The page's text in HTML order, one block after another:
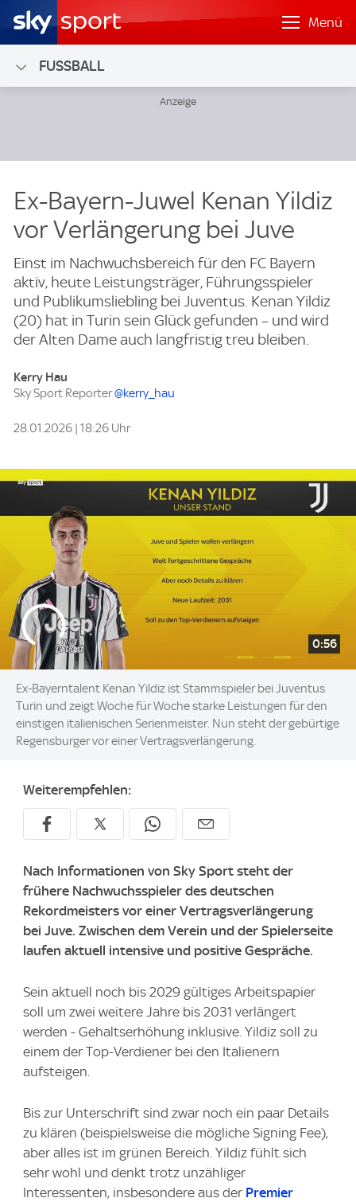
Menü
FUSSBALL
Ex-Bayern-Juwel Kenan Yildiz
vor Verlängerung bei Juve
Einst im Nachwuchsbereich für den FC Bayern
aktiv, heute Leistungsträger, Führungsspieler
und Publikumsliebling bei Juventus. Kenan Yildiz
(20) hat in Turin sein Glück gefunden – und wird
der Alten Dame auch langfristig treu bleiben.
Kerry Hau
Sky Sport Reporter@kerry_hau
28.01.2026 | 18:26 Uhr
0:56
Ex-Bayerntalent Kenan Yildiz ist Stammspieler bei Juventus
Turin und zeigt Woche für Woche starke Leistungen für den
einstigen italienischen Serienmeister. Nun steht der gebürtige
Regensburger vor einer Vertragsverlängerung.
Weiterempfehlen:
Nach Informationen von Sky Sport steht der
frühere Nachwuchsspieler des deutschen
Rekordmeisters vor einer Vertragsverlängerung
bei Juve. Zwischen dem Verein und der Spielerseite
laufen aktuell intensive und positive Gespräche.
Sein aktuell noch bis 2029 gültiges Arbeitspapier
soll um zwei weitere Jahre bis 2031 verlängert
werden - Gehaltserhöhung inklusive. Yildiz soll zu
einem der Top-Verdiener bei den Italienern
aufsteigen.
Bis zur Unterschrift sind zwar noch ein paar Details
zu klären (beispielsweise die mögliche Signing Fee),
aber alles ist im grünen Bereich. Yildiz fühlt sich
sehr wohl und denkt trotz unzähliger
Interessenten, insbesondere aus der Premier